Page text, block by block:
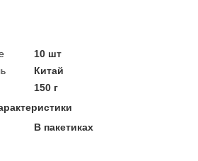
10 шт
Китай
150 г
В пакетиках